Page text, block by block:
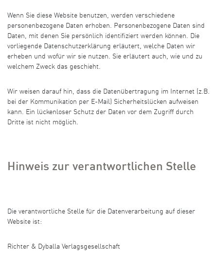
Wenn Sie diese Website benutzen, werden verschiedene
personenbezogene Daten erhoben. Personenbezogene Daten sind
Daten, mit denen Sie persönlich identifiziert werden können. Die
vorliegende Datenschutzerklärung erläutert, welche Daten wir
erheben und wofür wir sie nutzen. Sie erläutert auch, wie und zu
welchem Zweck das geschieht.
Wir weisen darauf hin, dass die Datenübertragung im Internet (z.B.
bei der Kommunikation per E-Mail) Sicherheitslücken aufweisen
kann. Ein lückenloser Schutz der Daten vor dem Zugriff durch
Dritte ist nicht möglich.
Hinweis zur verantwortlichen Stelle
Die verantwortliche Stelle für die Datenverarbeitung auf dieser
Website ist:
Richter & Dyballa Verlagsgesellschaft